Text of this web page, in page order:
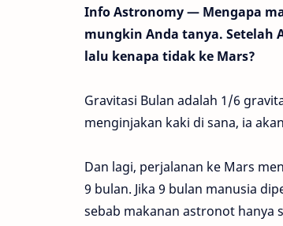
Info Astronomy — Mengapa
mungkin Anda tanya. Setelah
lalu kenapa tidak ke Mars?
Gravitasi Bulan adalah 1/6
menginjakan kaki di sana, ia
Dan lagi, perjalanan ke Mars
9 bulan. Jika 9 bulan manusia
sebab makanan astronot hanya